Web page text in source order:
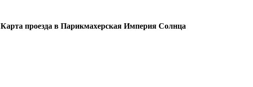
Карта проезда в Парикмахерская Империя Солнца